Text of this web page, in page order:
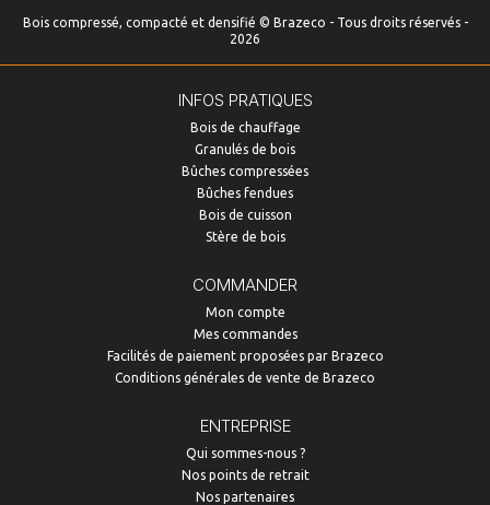
Bois compressé, compacté et densifié © Brazeco - Tous droits réservés -
2026
INFOS PRATIQUES
Bois de chauffage
Granulés de bois
Bûches compressées
Bûches fendues
Bois de cuisson
Stère de bois
COMMANDER
Mon compte
Mes commandes
Facilités de paiement proposées par Brazeco
Conditions générales de vente de Brazeco
ENTREPRISE
Qui sommes-nous ?
Nos points de retrait
Nos partenaires